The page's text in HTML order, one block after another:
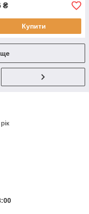
₴
Купити
ще